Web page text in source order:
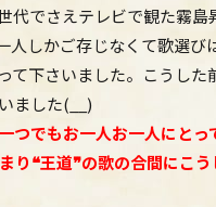
代でさえテレビで観た霧
しかご存じなくて歌選び
て下さいました。こうし
ました(__)
でもお一人お一人にとっ
り❝王道❞の歌の合間にこ